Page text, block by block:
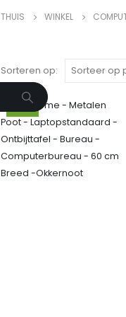
THUIS WINKEL
Sorteren op: